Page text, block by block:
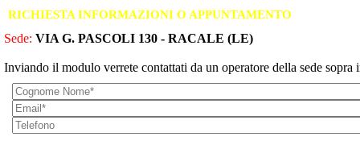
RICHIESTA INFORMAZIONI O APPUNTAMENTO
Sede: VIA G. PASCOLI 130 - RACALE (LE)
Inviando il modulo verrete contattati da un operatore della sede sopra